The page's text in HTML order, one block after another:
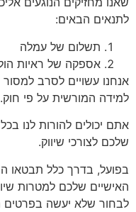
הבאים:
תשלום של עמלה
אספקה של ראיות
עשויים לסרב למסור
המורשית על פי חוק.
יכולים להורות לנו בכל
לצורכי שיווק.
בדרך כלל תבטאו
שלכם למטרות
שלא יעשה בפרטים